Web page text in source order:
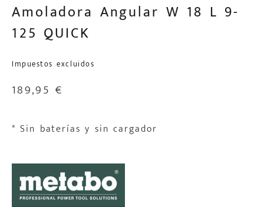
Amoladora Angular W 18 L 9-
125 QUICK
Impuestos excluidos
189,95€
* Sin baterías y sin cargador